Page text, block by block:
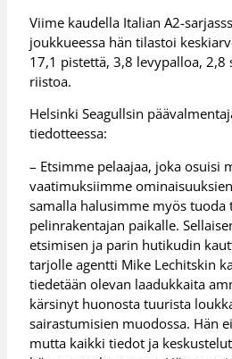
Viime kaudella Italian A2-
joukkueessa hän tilastoi
17,1 pistettä, 3,8 levypalloa, 2,8
riistoa.
Helsinki Seagullsin
tiedotteessa:
– Etsimme pelaajaa, joka osuisi
vaatimuksiimme
samalla halusimme myös tuoda
pelinrakentajan paikalle.
etsimisen ja parin hutikudin
tarjolle agentti Mike Lechitskin
tiedetään olevan laadukkaita
kärsinyt huonosta tuurista
sairastumisien muodossa. Hän
mutta kaikki tiedot ja